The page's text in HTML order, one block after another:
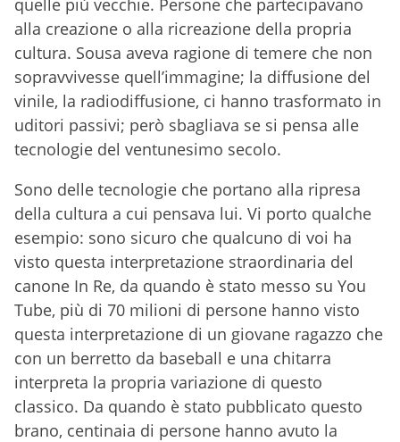
quelle più vecchie. Persone che partecipavano
alla creazione o alla ricreazione della propria
cultura. Sousa aveva ragione di temere che non
sopravvivesse quell’immagine; la diffusione del
vinile, la radiodiffusione, ci hanno trasformato in
uditori passivi; però sbagliava se si pensa alle
tecnologie del ventunesimo secolo.
Sono delle tecnologie che portano alla ripresa
della cultura a cui pensava lui. Vi porto qualche
esempio: sono sicuro che qualcuno di voi ha
visto questa interpretazione straordinaria del
canone In Re, da quando è stato messo su You
Tube, più di 70 milioni di persone hanno visto
questa interpretazione di un giovane ragazzo che
con un berretto da baseball e una chitarra
interpreta la propria variazione di questo
classico. Da quando è stato pubblicato questo
brano, centinaia di persone hanno avuto la